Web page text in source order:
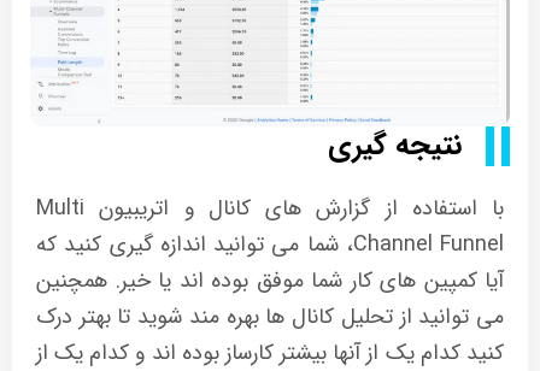
نتیجه گیری
با استفاده از گزارش های کانال و اتریبیون Multi
Channel Funnel، شما می توانید اندازه گیری کنید که
آیا کمپین های کار شما موفق بوده اند یا خیر. همچنین
می توانید از تحلیل کانال ها بهره مند شوید تا بهتر درک
کنید کدام یک از آنها بیشتر کارساز بوده اند و کدام یک از